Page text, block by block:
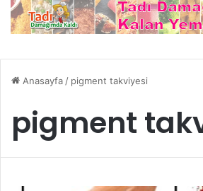
Anasayfa / pigment takviyesi
pigment